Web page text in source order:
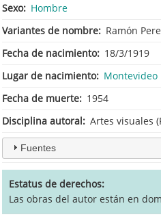
Sexo
Hombre
Variantes de nombre
Ramón
Fecha de nacimiento
18/3/1919
Lugar de nacimiento
Montevideo
Fecha de muerte
1954
Disciplina autoral
Artes visuales
Fuentes
Estatus de derechos
Las obras del autor están en